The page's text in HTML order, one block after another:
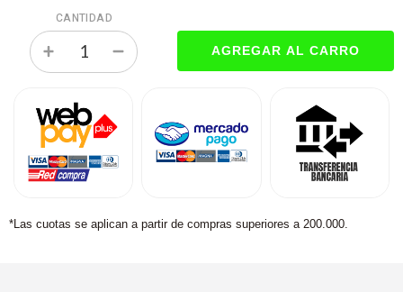
CANTIDAD
*Las cuotas se aplican a partir de compras superiores a 200.000.